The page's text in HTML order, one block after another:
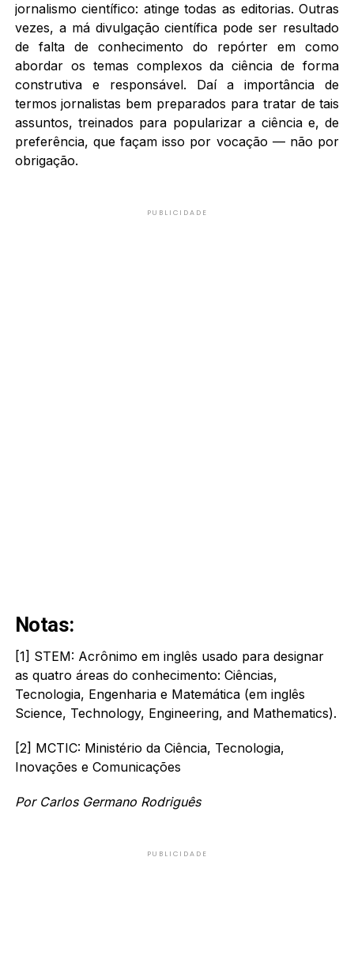
jornalismo científico: atinge todas as editorias. Outras
vezes, a má divulgação científica pode ser resultado
de falta de conhecimento do repórter em como
abordar os temas complexos da ciência de forma
construtiva e responsável. Daí a importância de
termos jornalistas bem preparados para tratar de tais
assuntos, treinados para popularizar a ciência e, de
preferência, que façam isso por vocação — não por
obrigação.
PUBLICIDADE
Notas:
[1] STEM: Acrônimo em inglês usado para designar
as quatro áreas do conhecimento: Ciências,
Tecnologia, Engenharia e Matemática (em inglês
Science, Technology, Engineering, and Mathematics).
[2] MCTIC: Ministério da Ciência, Tecnologia,
Inovações e Comunicações
Por Carlos Germano Rodriguês
PUBLICIDADE